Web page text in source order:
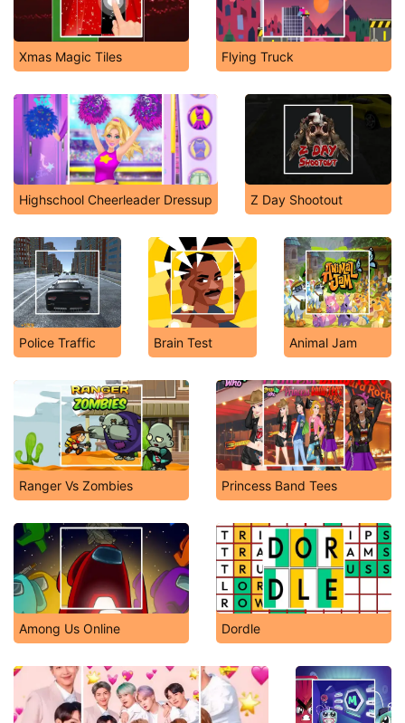
Xmas Magic Tiles Flying Truck
Highschool Cheerleader Dressup Z Day Shootout
Police Traffic Brain Test Animal Jam
Ranger Vs Zombies Princess Band Tees
Among Us Online Dordle